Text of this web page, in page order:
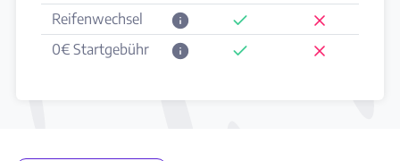
Reifenwechsel
0€ Startgebühr